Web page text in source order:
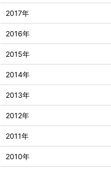
2017年
2016年
2015年
2014年
2013年
2012年
2011年
2010年